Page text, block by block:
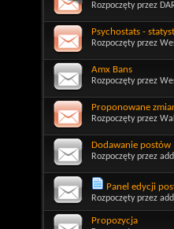
Rozpoczęty przez
Psychostats -
Rozpoczęty przez
Amx Bans
Rozpoczęty przez
Proponowane
Rozpoczęty przez
Dodawanie postów
Rozpoczęty przez
Panel edycji
Rozpoczęty przez
Propozycja